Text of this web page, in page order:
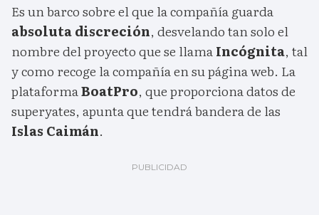
Es un barco sobre el que la compañía guarda
absoluta discreción, desvelando tan solo el
nombre del proyecto que se llamaIncógnita, tal
y como recoge la compañía en su página web. La
plataformaBoatPro, que proporciona datos de
superyates, apunta que tendrá bandera de las
Islas Caimán.